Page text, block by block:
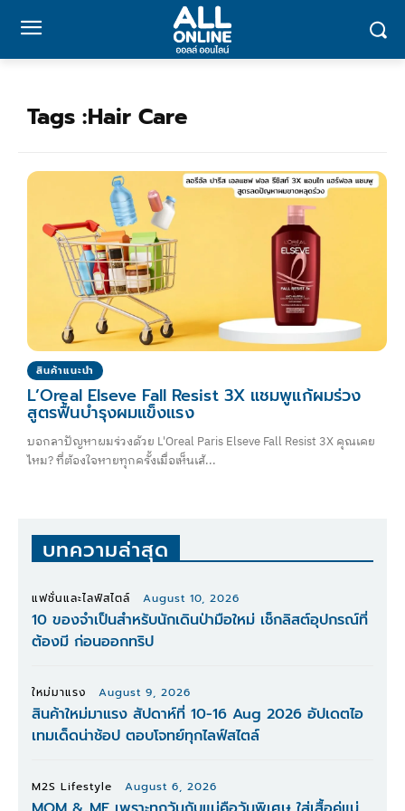
Tags :Hair Care
สินค้าแนะนำ
L’Oreal Elseve Fall Resist 3X แชมพูแก้ผมร่วง
สูตรฟื้นบำรุงผมแข็งแรง
บอกลาปัญหาผมร่วงด้วย L'Oreal Paris Elseve Fall Resist 3X คุณเคย
ไหม? ที่ต้องใจหายทุกครั้งเมื่อเห็นเส้...
บทความล่าสุด
แฟชั่นและไลฟ์สไตล์ August 10, 2026
10 ของจำเป็นสำหรับนักเดินป่ามือใหม่ เช็กลิสต์อุปกรณ์ที่
ต้องมี ก่อนออกทริป
ใหม่มาแรง August 9, 2026
สินค้าใหม่มาแรง สัปดาห์ที่ 10-16 Aug 2026 อัปเดตไอ
เทมเด็ดน่าช้อป ตอบโจทย์ทุกไลฟ์สไตล์
M2S Lifestyle August 6, 2026